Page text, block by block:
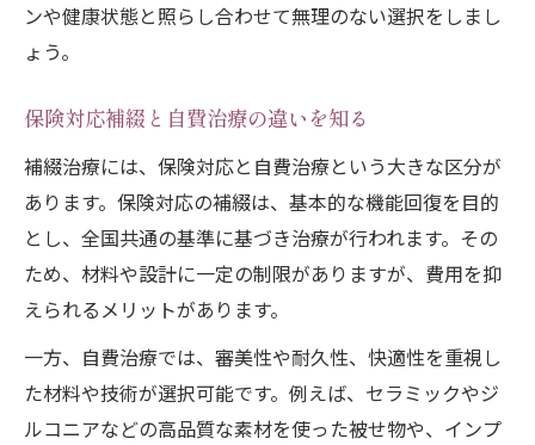
ンや健康状態と照らし合わせて無理のない選択をしまし
ょう。
保険対応補綴と自費治療の違いを知る
補綴治療には、保険対応と自費治療という大きな区分が
あります。保険対応の補綴は、基本的な機能回復を目的
とし、全国共通の基準に基づき治療が行われます。その
ため、材料や設計に一定の制限がありますが、費用を抑
えられるメリットがあります。
一方、自費治療では、審美性や耐久性、快適性を重視し
た材料や技術が選択可能です。例えば、セラミックやジ
ルコニアなどの高品質な素材を使った被せ物や、インプ